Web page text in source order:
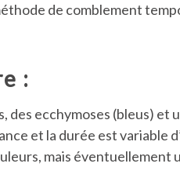
de comblement
:
des ecchymoses (bleus)
et la durée est variable
mais